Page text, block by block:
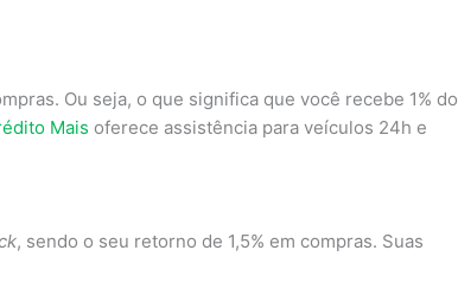
Ou seja, o que significa que você recebe 1% do
Mais oferece assistência para veículos 24h e
, sendo o seu retorno de 1,5% em compras. Suas